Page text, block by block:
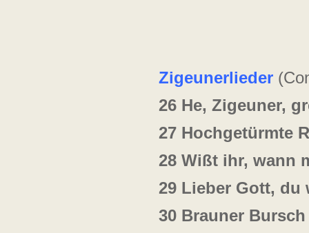
Zigeunerlieder
26 He, Zigeuner,
27 Hochgetürmte
28 Wißt ihr, wann
29 Lieber Gott, du
30 Brauner